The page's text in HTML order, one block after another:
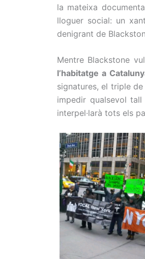
la mateixa
lloguer social: un
denigrant de
Mentre Blackstone
l’habitatge a
signatures, el triple
impedir qualsevol
interpel·larà tots els